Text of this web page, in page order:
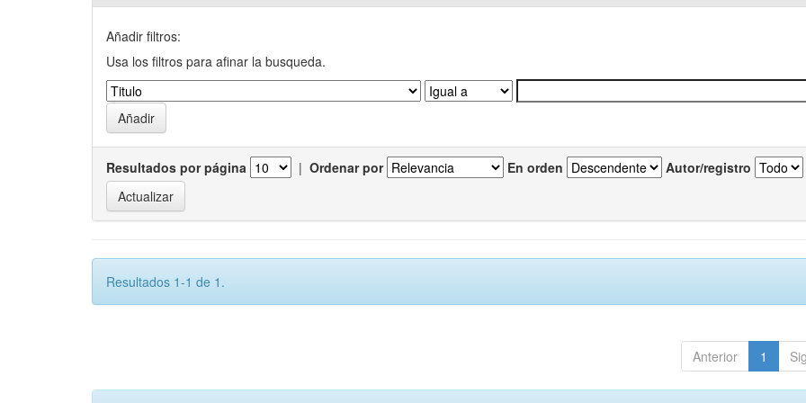
Añadir filtros:
Usa los filtros para afinar la busqueda.
Resultados por página | Ordenar por En orden Autor/registro
Resultados 1-1 de 1.
Anterior 1